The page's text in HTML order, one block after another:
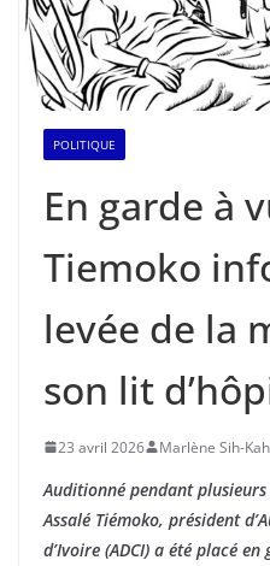
POLITIQUE
En garde à
Tiemoko
levée de la
son lit
23 avril 2026 Marlène Sih-Kah
Auditionné pendant
Assalé Tiémoko, président
d’Ivoire (ADCI) a été placé